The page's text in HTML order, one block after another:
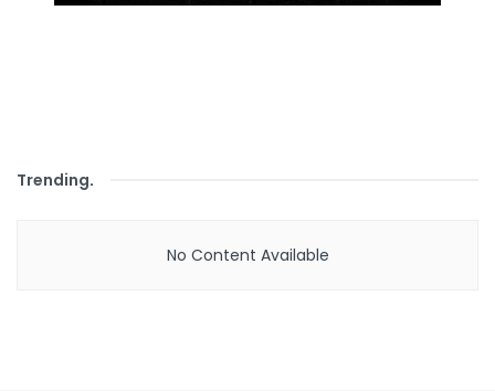
Trending.
No Content Available